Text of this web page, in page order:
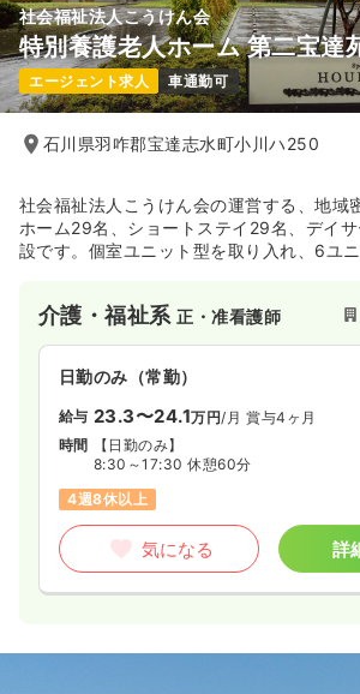
社会福祉法人こうけん会
特別養護老人ホーム 第二宝達
エージェント求人 車通勤可
石川県羽咋郡宝達志水町小川ハ250
社会福祉法人こうけん会の運営する、地域
ホーム29名、ショートステイ29名、デイ
設です。個室ユニット型を取り入れ、6ユ
介護・福祉系正・准看護師
日勤のみ（常勤）
給与 23.3〜24.1万円/月 賞与4ヶ月
時間
【日勤のみ】
8:30～17:30 休憩60分
4週8休以上
気になる 詳